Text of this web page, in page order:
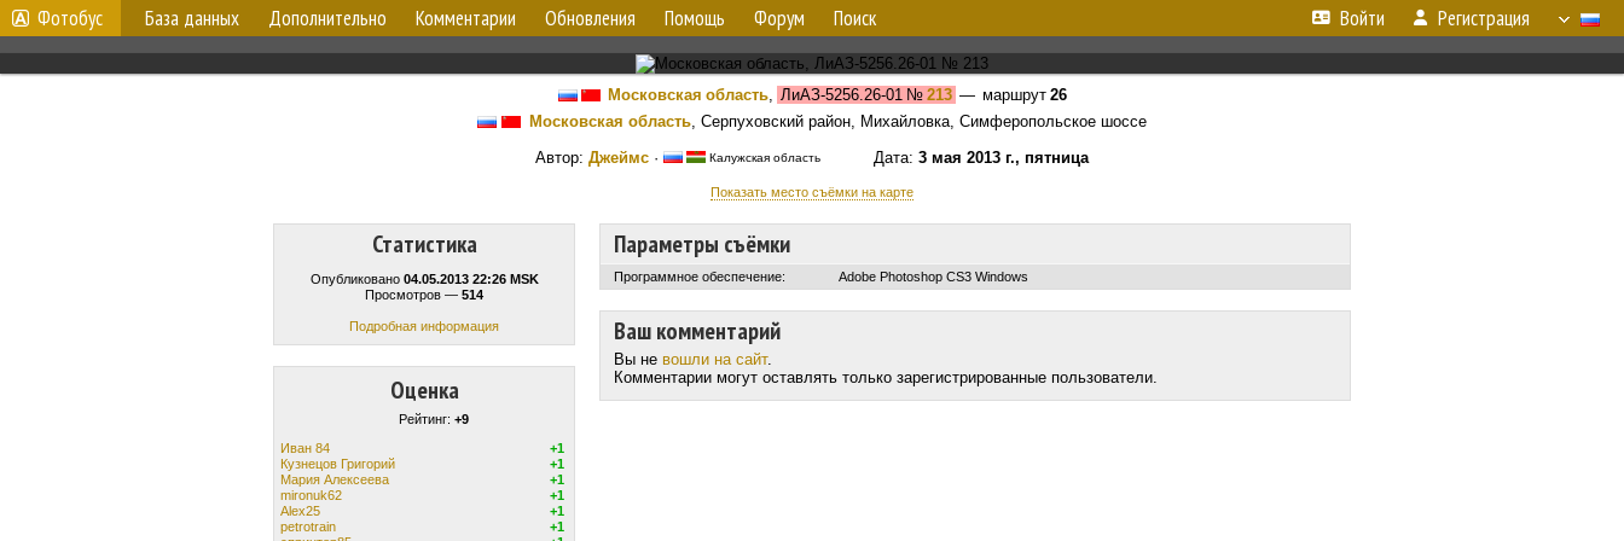
Фотобус База данных Дополнительно Комментарии Обновления Помощь Форум Поиск Войти Регистрация
Московская область, ЛиАЗ-5256.26-01№ 213 — маршрут 26
Московская область, Серпуховский район, Михайловка, Симферопольское шоссе
Автор: Джеймс · Калужская область Дата: 3 мая 2013 г., пятница
Показать место съёмки на карте
Статистика
Опубликовано 04.05.2013 22:26 MSK
Просмотров — 514
Подробная информация
Оценка
Рейтинг: +9
Иван 84
+1
Кузнецов Григорий
+1
Мария Алексеева
+1
mironuk62
+1
Alex25
+1
petrotrain
+1
Параметры съёмки
Программное обеспечение: Adobe Photoshop CS3 Windows
Ваш комментарий
Вы не вошли на сайт.
Комментарии могут оставлять только зарегистрированные пользователи.